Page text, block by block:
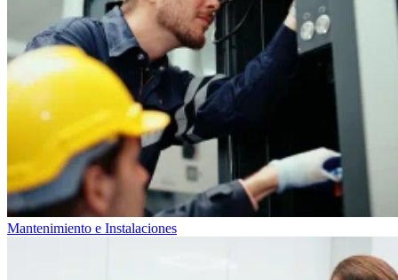
Mantenimiento e Instalaciones